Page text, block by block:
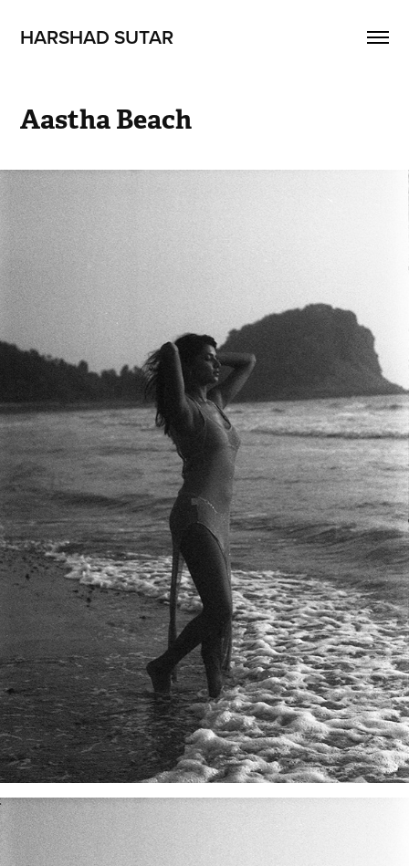
HARSHAD SUTAR
Aastha Beach